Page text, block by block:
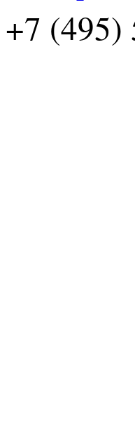
+7 (495)